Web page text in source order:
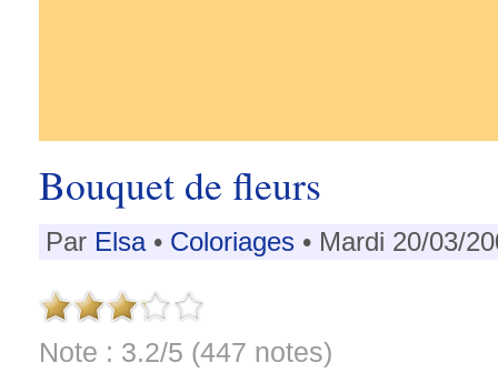
Bouquet de fleurs
Par Elsa• Coloriages • Mardi 20/03/
Note : 3.2/5 (447 notes)